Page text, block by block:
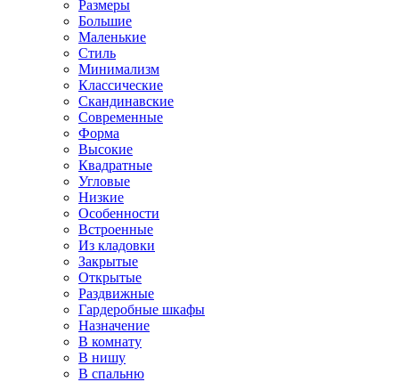
Размеры
Большие
Маленькие
Стиль
Минимализм
Классические
Скандинавские
Современные
Форма
Высокие
Квадратные
Угловые
Низкие
Особенности
Встроенные
Из кладовки
Закрытые
Открытые
Раздвижные
Гардеробные шкафы
Назначение
В комнату
В нишу
В спальню